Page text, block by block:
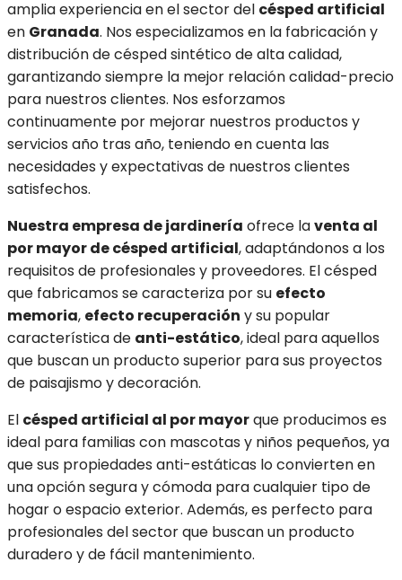
amplia experiencia en el sector del césped artificial
en Granada. Nos especializamos en la fabricación y
distribución de césped sintético de alta calidad,
garantizando siempre la mejor relación calidad-precio
para nuestros clientes. Nos esforzamos
continuamente por mejorar nuestros productos y
servicios año tras año, teniendo en cuenta las
necesidades y expectativas de nuestros clientes
satisfechos.
Nuestra empresa de jardinería ofrece laventa al
por mayor de césped artificial, adaptándonos a los
requisitos de profesionales y proveedores. El césped
que fabricamos se caracteriza por su efecto
memoria, efecto recuperación y su popular
característica de anti-estático, ideal para aquellos
que buscan un producto superior para sus proyectos
de paisajismo y decoración.
El césped artificial al por mayorque producimos es
ideal para familias con mascotas y niños pequeños, ya
que sus propiedades anti-estáticas lo convierten en
una opción segura y cómoda para cualquier tipo de
hogar o espacio exterior. Además, es perfecto para
profesionales del sector que buscan un producto
duradero y de fácil mantenimiento.